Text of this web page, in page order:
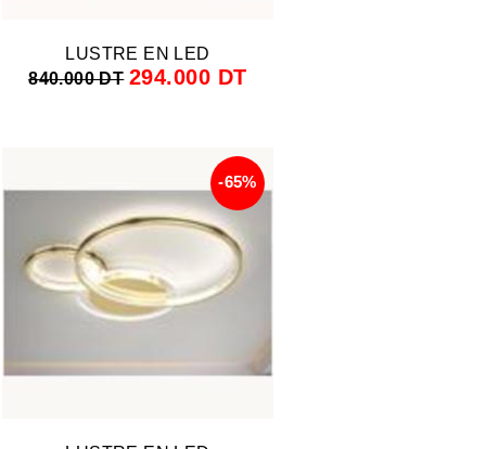
LUSTRE EN LED
840.000 DT 294.000 DT
-65%